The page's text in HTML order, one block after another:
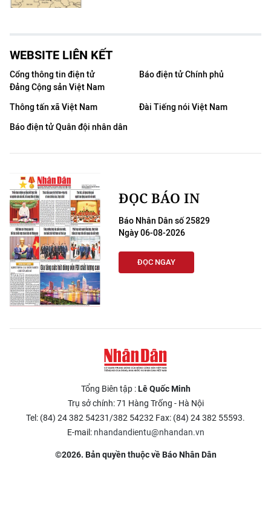
WEBSITE LIÊN KẾT
Cổng thông tin điện tử
Đảng Cộng sản Việt Nam
Báo điện tử Chính phủ
Thông tấn xã Việt Nam
Đài Tiếng nói Việt Nam
Báo điện tử Quân đội nhân dân
ĐỌC BÁO IN
Báo Nhân Dân số 25829
Ngày 06-08-2026
ĐỌC NGAY
Tổng Biên tập :Lê Quốc Minh
Trụ sở chính: 71 Hàng Trống - Hà Nội
Tel: (84) 24 382 54231/382 54232 Fax: (84) 24 382 55593.
E-mail: nhandandientu@nhandan.vn
©2026. Bản quyền thuộc về Báo Nhân Dân